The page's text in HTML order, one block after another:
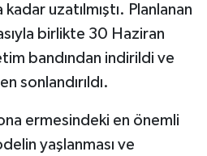
uzatılmıştı. Planlanan
birlikte 30 Haziran
bandından indirildi ve
sonlandırıldı.
ermesindeki en önemli
yaşlanması ve